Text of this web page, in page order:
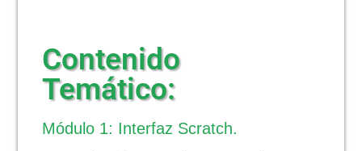
Contenido
Temático:
Módulo 1: Interfaz Scratch.